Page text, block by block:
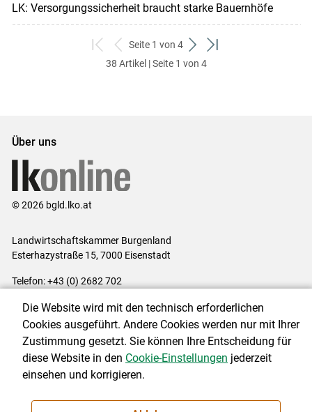
LK: Versorgungssicherheit braucht starke Bauernhöfe
zum
ersten
zurück
zum
Seite 1 von 4
weiter
zum
zum
38 Artikel | Seite 1 von 4
Über uns
© 2026 bgld.lko.at
Landwirtschaftskammer Burgenland
Esterhazystraße 15, 7000 Eisenstadt
Telefon: +43 (0) 2682 702
Impressum|Kontakt|Datenschutzerklärung|Barrierefreiheit|
Cookie-Einstellungen
NEWSLETTER
Die Website wird mit den technisch erforderlichen
Cookies ausgeführt. Andere Cookies werden nur mit Ihrer
Zustimmung gesetzt. Sie können Ihre Entscheidung für
diese Website in den Cookie-Einstellungen jederzeit
einsehen und korrigieren.